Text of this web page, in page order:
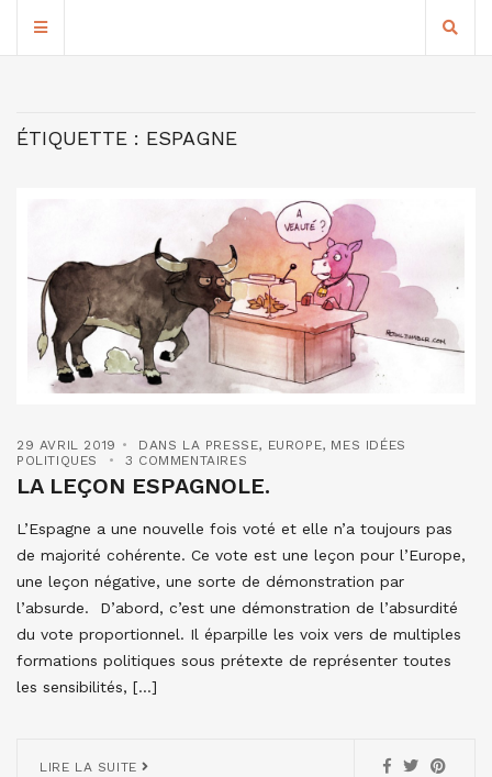
ÉTIQUETTE : ESPAGNE
29 AVRIL 2019 DANS LA PRESSE, EUROPE, MES IDÉES
POLITIQUES
3 COMMENTAIRES
LA LEÇON ESPAGNOLE.
L’Espagne a une nouvelle fois voté et elle n’a toujours pas
de majorité cohérente. Ce vote est une leçon pour l’Europe,
une leçon négative, une sorte de démonstration par
l’absurde. D’abord, c’est une démonstration de l’absurdité
du vote proportionnel. Il éparpille les voix vers de multiples
formations politiques sous prétexte de représenter toutes
les sensibilités, […]
LIRE LA SUITE